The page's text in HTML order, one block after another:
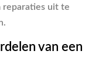
reparaties uit te
van een